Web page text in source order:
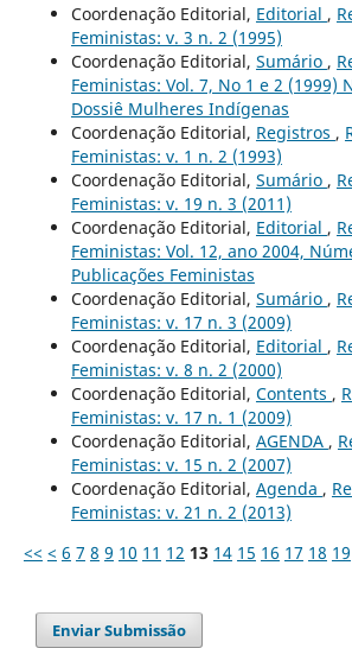
Coordenação Editorial, Editorial ,
Feministas: v. 3 n. 2 (1995)
Coordenação Editorial, Sumário ,
Feministas: Vol. 7, No 1 e 2 (1999)
Dossiê Mulheres Indígenas
Coordenação Editorial, Registros ,
Feministas: v. 1 n. 2 (1993)
Coordenação Editorial, Sumário ,
Feministas: v. 19 n. 3 (2011)
Coordenação Editorial, Editorial ,
Feministas: Vol. 12, ano 2004,
Publicações Feministas
Coordenação Editorial, Sumário ,
Feministas: v. 17 n. 3 (2009)
Coordenação Editorial, Editorial ,
Feministas: v. 8 n. 2 (2000)
Coordenação Editorial, Contents ,
Feministas: v. 17 n. 1 (2009)
Coordenação Editorial, AGENDA ,
Feministas: v. 15 n. 2 (2007)
Coordenação Editorial, Agenda ,
Feministas: v. 21 n. 2 (2013)
<< < 6 7 8 9 10 11 12 13 14 15 16 17 18 19
Enviar Submissão